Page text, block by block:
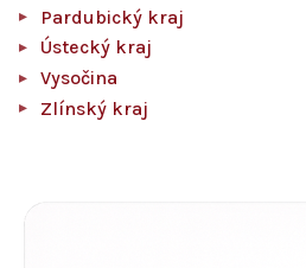
Pardubický kraj
Ústecký kraj
Vysočina
Zlínský kraj